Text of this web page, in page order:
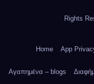
Rights
Home App
Αγαπημένα – blogs